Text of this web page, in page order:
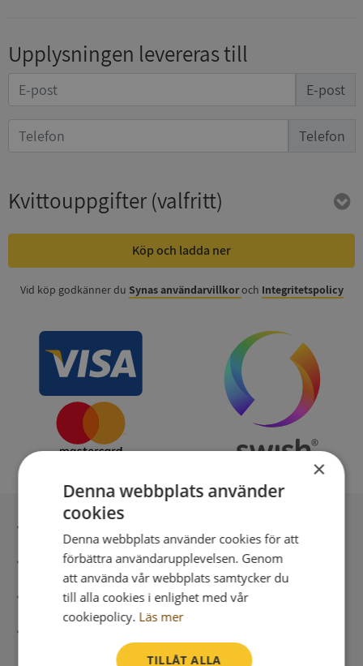
Upplysningen levereras till
E-post
Telefon
Kvittouppgifter(valfritt)
Köp och ladda ner
Vid köp godkänner du Synas användarvillkoroch Integritetspolicy
Säker betalning med stripe
Direkt digital leverans
×
Denna webbplats använder
cookies
Denna webbplats använder cookies för att
förbättra användarupplevelsen. Genom
att använda vår webbplats samtycker du
till alla cookies i enlighet med vår
cookiepolicy. Läs mer
TILLÅT ALLA